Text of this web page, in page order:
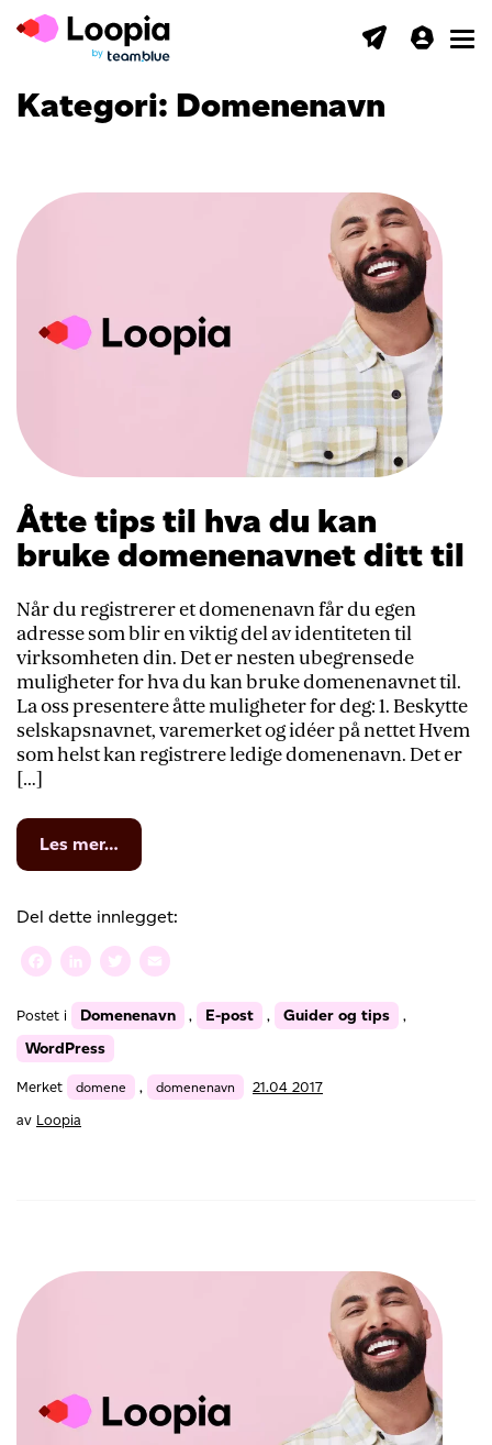
Kategori: Domenenavn
Åtte tips til hva du kan
bruke domenenavnet ditt til
Når du registrerer et domenenavn får du egen
adresse som blir en viktig del av identiteten til
virksomheten din. Det er nesten ubegrensede
muligheter for hva du kan bruke domenenavnet til.
La oss presentere åtte muligheter for deg: 1. Beskytte
selskapsnavnet, varemerket og idéer på nettet Hvem
som helst kan registrere ledige domenenavn. Det er
[…]
Les mer…
Åtte
til
hva
du
kan
domenenavnet
Del dette innlegget:
Facebook
LinkedIn
Twitter
Postet i Domenenavn , E-post , Guider og tips ,
WordPress
Merket domene , domenenavn
21.04 2017
av Loopia